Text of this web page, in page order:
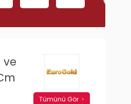
ve
Tümünü Gör